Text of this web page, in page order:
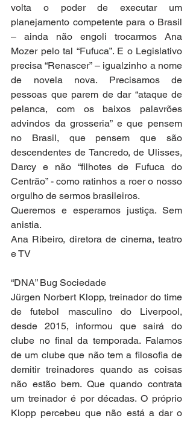
volta o poder de executar um
planejamento competente para o Brasil
– ainda não engoli trocarmos Ana
Mozer pelo tal “Fufuca”. E o Legislativo
precisa “Renascer” – igualzinho a nome
de novela nova. Precisamos de
pessoas que parem de dar “ataque de
pelanca, com os baixos palavrões
advindos da grosseria” e que pensem
no Brasil, que pensem que são
descendentes de Tancredo, de Ulisses,
Darcy e não “filhotes de Fufuca do
Centrão” - como ratinhos a roer o nosso
orgulho de sermos brasileiros.
Queremos e esperamos justiça. Sem
anistia.
Ana Ribeiro, diretora de cinema, teatro
e TV
“DNA” Bug Sociedade
Jürgen Norbert Klopp, treinador do time
de futebol masculino do Liverpool,
desde 2015, informou que sairá do
clube no final da temporada. Falamos
de um clube que não tem a filosofia de
demitir treinadores quando as coisas
não estão bem. Que quando contrata
um treinador é por décadas. O próprio
Klopp percebeu que não está a dar o